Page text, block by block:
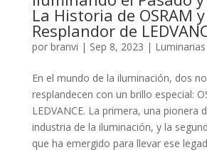
La Historia de OSRAM
Resplandor de
por branvi | Sep 8, 2023 | Luminarias
En el mundo de la iluminación, dos
resplandecen con un brillo especial:
LEDVANCE. La primera, una pionera
industria de la iluminación, y la
que ha emergido para llevar ese